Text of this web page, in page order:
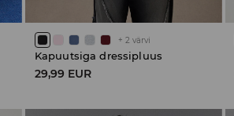
+ 2 värvi
Kapuutsiga dressipluus
29,99 EUR